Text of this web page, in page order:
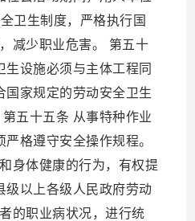
卫生制度，严格执行国
减少职业危害。 第五十
设施必须与主体工程同
国家规定的劳动安全卫生
五十五条 从事特种作业
格遵守安全操作规程。
身体健康的行为，有权提
级以上各级人民政府劳动
的职业病状况，进行统